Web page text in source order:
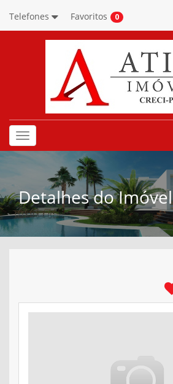
Telefones Favoritos 0
Toggle
navigation
Detalhes do Imóvel